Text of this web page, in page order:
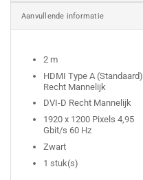
Aanvullende informatie
2 m
HDMI Type A (Standaard)
Recht Mannelijk
DVI-D Recht Mannelijk
1920 x 1200 Pixels 4,95
Gbit/s 60 Hz
Zwart
1 stuk(s)